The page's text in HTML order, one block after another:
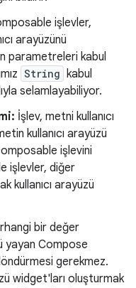
işlevler,
arayüzünü
parametreleri kabul
String kabul
selamlayabiliyor.
İşlev, metni kullanıcı
kullanıcı arayüzü
işlevini
işlevler, diğer
kullanıcı arayüzü
bir değer
yayan Compose
gerekmez.
widget'ları oluşturmak